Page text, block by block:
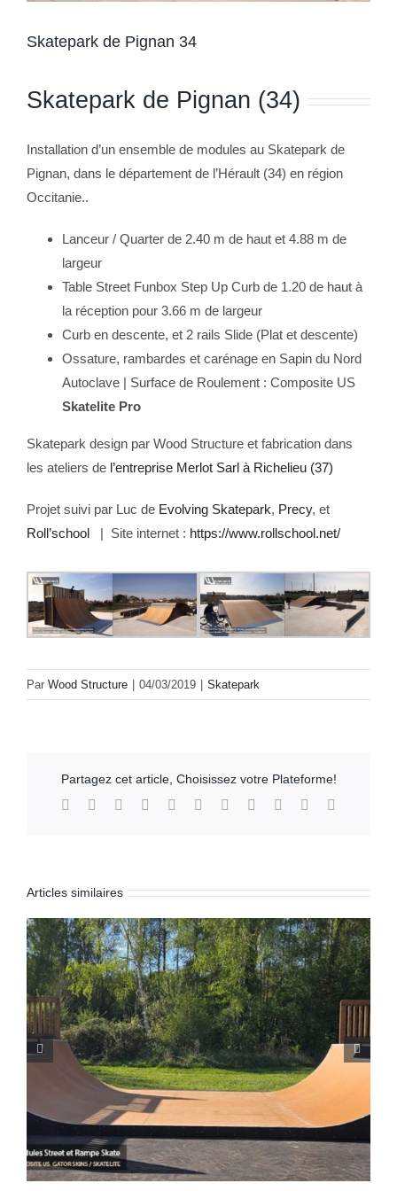
Skatepark de Pignan 34
Skatepark de Pignan (34)
Installation d’un ensemble de modules au Skatepark de
Pignan, dans le département de l’Hérault (34) en région
Occitanie..
Lanceur / Quarter de 2.40 m de haut et 4.88 m de
largeur
Table Street Funbox Step Up Curb de 1.20 de haut à
la réception pour 3.66 m de largeur
Curb en descente, et 2 rails Slide (Plat et descente)
Ossature, rambardes et carénage en Sapin du Nord
Autoclave | Surface de Roulement : Composite US
Skatelite Pro
Skatepark design par Wood Structure et fabrication dans
les ateliers de l’entreprise Merlot Sarl à Richelieu (37)
Projet suivi par Luc de Evolving Skatepark, Precy, et
Roll’school
| Site internet : https://www.rollschool.net/
Par Wood Structure 04/03/2019 Skatepark
Partagez cet article, Choisissez votre Plateforme!
Facebook Reddit LinkedInWhatsAppTelegram
TumblrPinterest Xing
Articles similaires
Skatepark de Ghisonaccia (Corse 2B)